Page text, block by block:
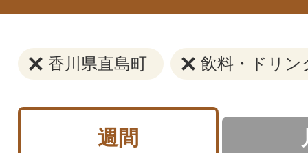
香川県直島町 飲料・ドリン
週間